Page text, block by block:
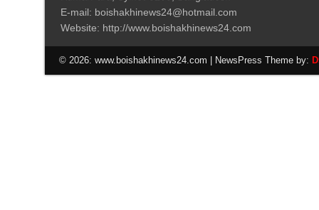
E-mail: boishakhinews24@hotmail.com
Website: http://www.boishakhinews24.com
© 2026: www.boishakhinews24.com | NewsPress Theme by: